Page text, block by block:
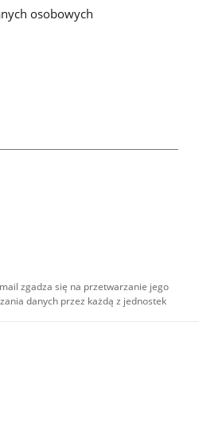
osobowych
zgadza się na przetwarzanie jego
danych przez każdą z jednostek